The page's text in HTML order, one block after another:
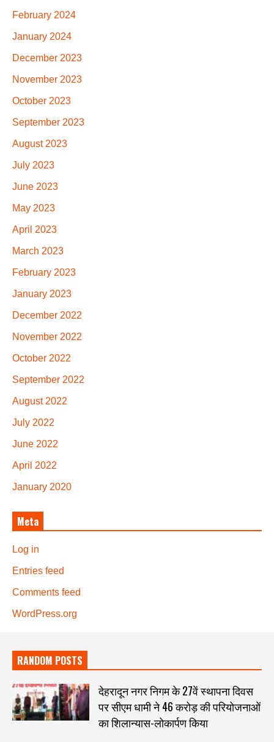
February 2024
January 2024
December 2023
November 2023
October 2023
September 2023
August 2023
July 2023
June 2023
May 2023
April 2023
March 2023
February 2023
January 2023
December 2022
November 2022
October 2022
September 2022
August 2022
July 2022
June 2022
April 2022
January 2020
Meta
Log in
Entries feed
Comments feed
WordPress.org
RANDOM POSTS
देहरादून नगर निगम के 27वें स्थापना दिवस
पर सीएम धामी ने 46 करोड़ की परियोजनाओं
का शिलान्यास-लोकार्पण किया